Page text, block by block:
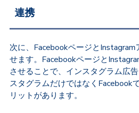
連携
次に、FacebookページとInstagram
せます。Facebookページと
させることで、インスタグラム広
スタグラムだけではなくFacebook
リットがあります。